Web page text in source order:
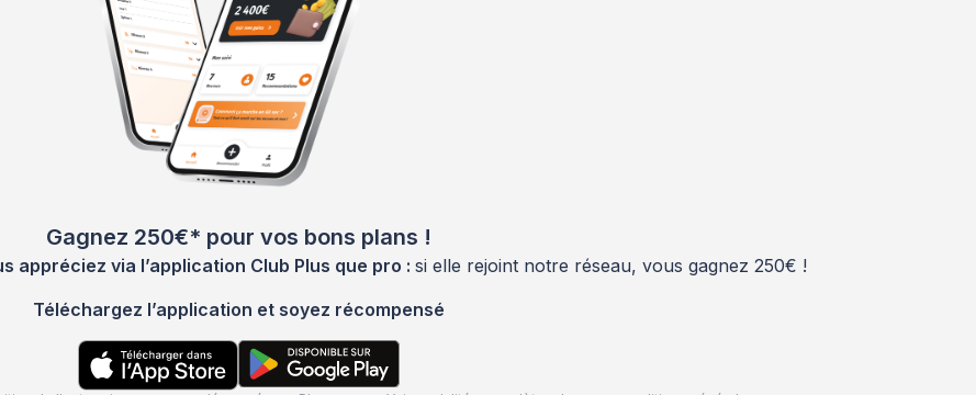
Gagnez 250€* pour vos bons plans !
appréciez via l’application Club Plus que pro : si elle rejoint notre réseau, vous gagnez 250€ !
Téléchargez l’application et soyez récompensé